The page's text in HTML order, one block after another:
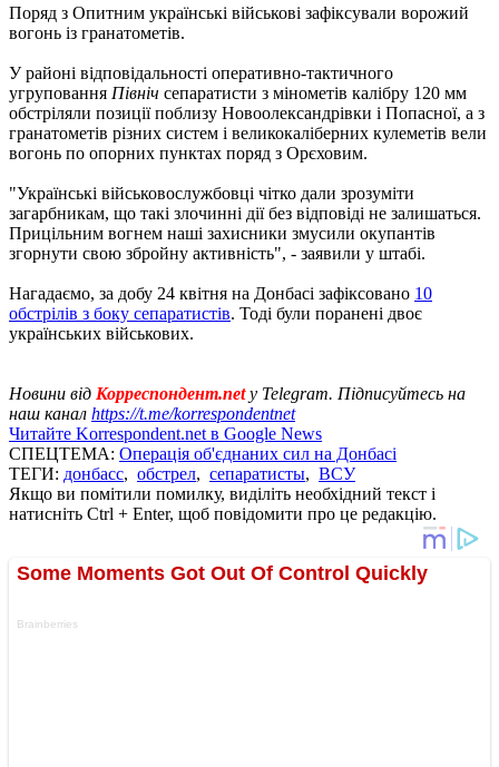
Поряд з Опитним українські військові зафіксували ворожий
вогонь із гранатометів.
У районі відповідальності оперативно-тактичного
угруповання Північ сепаратисти з мінометів калібру 120 мм
обстріляли позиції поблизу Новоолександрівки і Попасної, а з
гранатометів різних систем і великокаліберних кулеметів вели
вогонь по опорних пунктах поряд з Орєховим.
"Українські військовослужбовці чітко дали зрозуміти
загарбникам, що такі злочинні дії без відповіді не залишаться.
Прицільним вогнем наші захисники змусили окупантів
згорнути свою збройну активність", - заявили у штабі.
Нагадаємо, за добу 24 квітня на Донбасі зафіксовано 10
обстрілів з боку сепаратистів. Тоді були поранені двоє
українських військових.
Новини від Корреспондент.netу Telegram. Підписуйтесь на
наш канал https://t.me/korrespondentnet
Читайте Korrespondent.net в Google News
СПЕЦТЕМА: Операція об'єднаних сил на Донбасі
ТЕГИ: донбасс, обстрел, сепаратисты, ВСУ
Якщо ви помітили помилку, виділіть необхідний текст і
натисніть Ctrl + Enter, щоб повідомити про це редакцію.